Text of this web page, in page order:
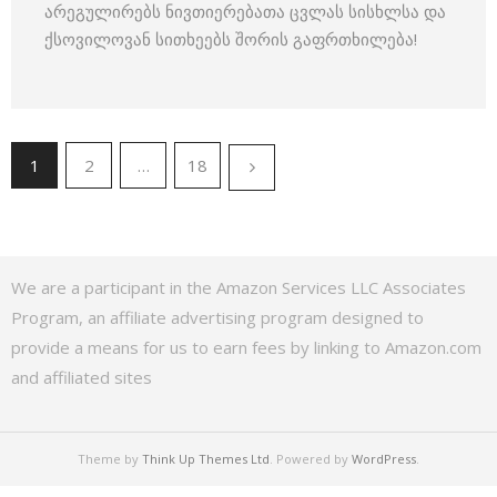
არეგულირებს ნივთიერებათა ცვლას სისხლსა და
ქსოვილოვან სითხეებს შორის გაფრთხილება!
1 2 … 18
We are a participant in the Amazon Services LLC Associates
Program, an affiliate advertising program designed to
provide a means for us to earn fees by linking to Amazon.com
and affiliated sites
Theme by Think Up Themes Ltd. Powered by WordPress.